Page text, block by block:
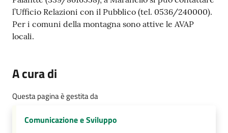
l’Ufficio Relazioni con il Pubblico (tel. 0536/240000).
Per i comuni della montagna sono attive le AVAP
locali.
A cura di
Questa pagina è gestita da
Comunicazione e Sviluppo